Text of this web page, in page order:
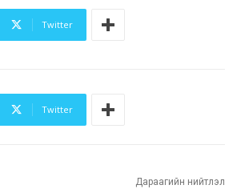
Twitter
Twitter
Дараагийн нийтлэл